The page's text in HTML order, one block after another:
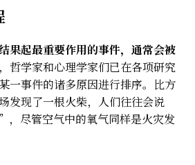
果起最重要作用的事件，通常会被
哲学家和心理学家们已在各项研究
一事件的诸多原因进行排序。比方
发现了一根火柴，人们往往会说
，尽管空气中的氧气同样是火灾发